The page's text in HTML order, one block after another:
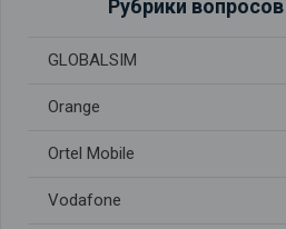
Рубрики
GLOBALSIM
Orange
Ortel Mobile
Vodafone